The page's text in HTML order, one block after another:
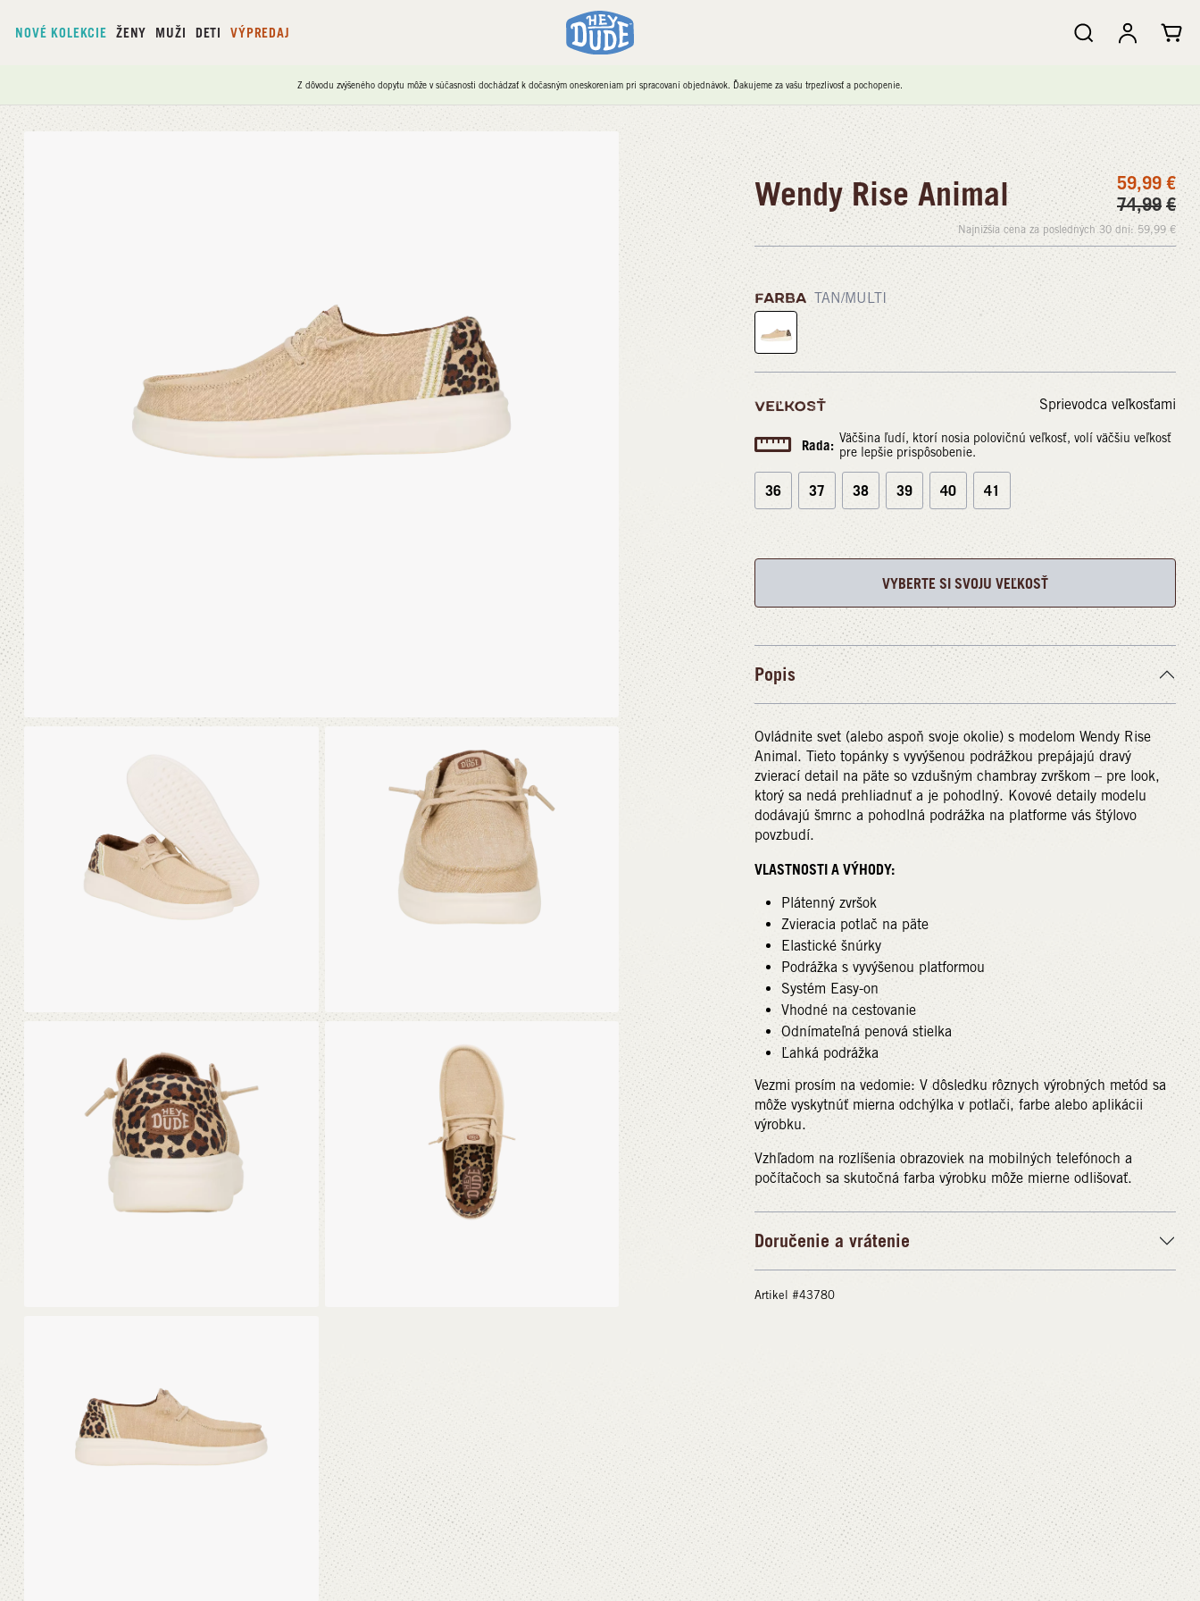
NOVÉ KOLEKCIE ŽENY MUŽI DETI VÝPREDAJ
Z dôvodu zvýšeného dopytu môže v súčasnosti dochádzať k dočasným oneskoreniam pri spracovaní objednávok. Ďakujeme za vašu trpezlivosť a pochopenie.
Wendy Rise Animal 59,99 €
74,99 €
Najnižšia cena za posledných 30 dní: 59,99 €
FARBA TAN/MULTI
VEĽKOSŤ Sprievodca veľkosťami
Rada: Väčšina ľudí, ktorí nosia polovičnú veľkosť, volí väčšiu veľkosť
pre lepšie prispôsobenie.
36 37 38 39 40 41
VYBERTE SI SVOJU VEĽKOSŤ
Popis
Ovládnite svet (alebo aspoň svoje okolie) s modelom Wendy Rise
Animal. Tieto topánky s vyvýšenou podrážkou prepájajú dravý
zvierací detail na päte so vzdušným chambray zvrškom – pre look,
ktorý sa nedá prehliadnuť a je pohodlný. Kovové detaily modelu
dodávajú šmrnc a pohodlná podrážka na platforme vás štýlovo
povzbudí.
VLASTNOSTI A VÝHODY:
Plátenný zvršok
Zvieracia potlač na päte
Elastické šnúrky
Podrážka s vyvýšenou platformou
Systém Easy-on
Vhodné na cestovanie
Odnímateľná penová stielka
Ľahká podrážka
Vezmi prosím na vedomie: V dôsledku rôznych výrobných metód sa
môže vyskytnúť mierna odchýlka v potlači, farbe alebo aplikácii
výrobku.
Vzhľadom na rozlíšenia obrazoviek na mobilných telefónoch a
počítačoch sa skutočná farba výrobku môže mierne odlišovať.
Doručenie a vrátenie
Artikel #43780